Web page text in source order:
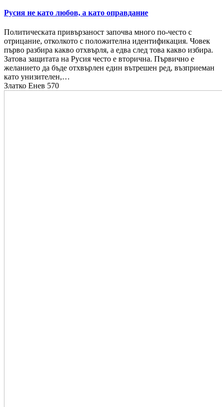
Русия не като любов, а като оправдание
Политическата привързаност започва много по-често с
отрицание, отколкото с положителна идентификация. Човек
първо разбира какво отхвърля, а едва след това какво избира.
Затова защитата на Русия често е вторична. Първично е
желанието да бъде отхвърлен един вътрешен ред, възприеман
като унизителен,…
Златко Енев 570